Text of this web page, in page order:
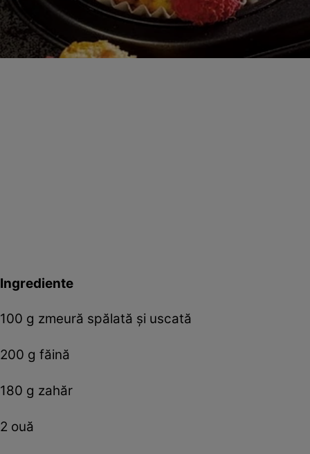
Ingrediente
100 g zmeură spălată și uscată
200 g făină
180 g zahăr
2 ouă